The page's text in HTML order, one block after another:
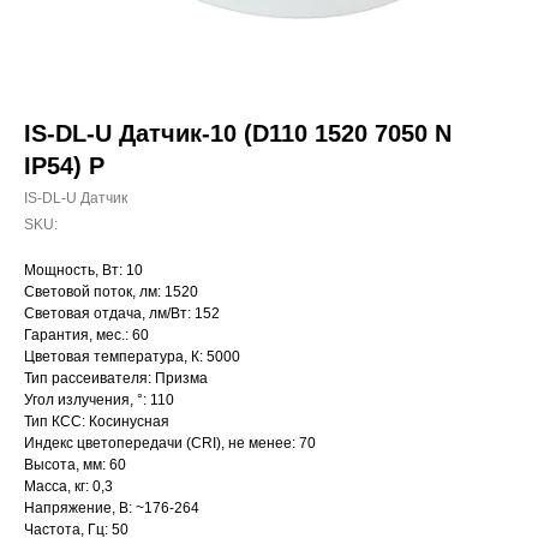
IS-DL-U Датчик-10 (D110 1520 7050 N
IP54) P
IS-DL-U Датчик
SKU:
Мощность, Вт: 10
Световой поток, лм: 1520
Световая отдача, лм/Вт: 152
Гарантия, мес.: 60
Цветовая температура, К: 5000
Тип рассеивателя: Призма
Угол излучения, °: 110
Тип КСС: Косинусная
Индекс цветопередачи (CRI), не менее: 70
Высота, мм: 60
Масса, кг: 0,3
Напряжение, В: ~176-264
Частота, Гц: 50